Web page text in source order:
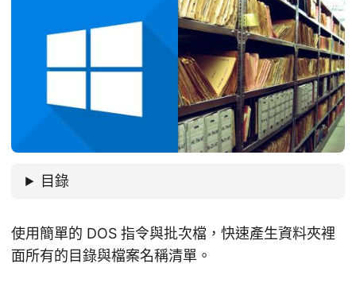
目錄
使用簡單的 DOS 指令與批次檔，快速產生資料夾裡
面所有的目錄與檔案名稱清單。